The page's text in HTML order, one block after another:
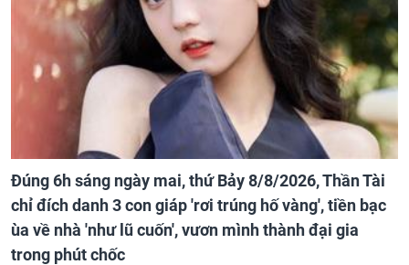
Đúng 6h sáng ngày mai, thứ Bảy 8/8/2026, Thần Tài
chỉ đích danh 3 con giáp 'rơi trúng hố vàng', tiền bạc
ùa về nhà 'như lũ cuốn', vươn mình thành đại gia
trong phút chốc